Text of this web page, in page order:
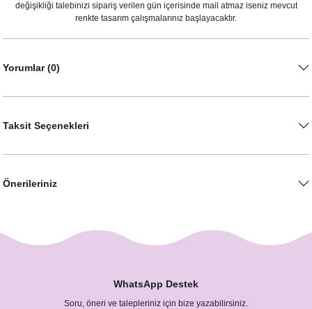
değişikliği talebinizi sipariş verilen gün içerisinde mail atmaz iseniz mevcut
renkte tasarım çalışmalarınız başlayacaktır.
Yorumlar (0)
Taksit Seçenekleri
Önerileriniz
WhatsApp Destek
Soru, öneri ve talepleriniz için bize yazabilirsiniz.